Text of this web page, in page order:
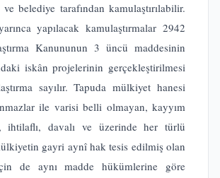
belediye tarafından kamulaştırılabilir.
yapılacak kamulaştırmalar 2942
Kanununun 3 üncü maddesinin
iskân projelerinin gerçekleştirilmesi
sayılır. Tapuda mülkiyet hanesi
ile varisi belli olmayan, kayyım
ihtilaflı, davalı ve üzerinde her türlü
gayri aynî hak tesis edilmiş olan
de aynı madde hükümlerine göre